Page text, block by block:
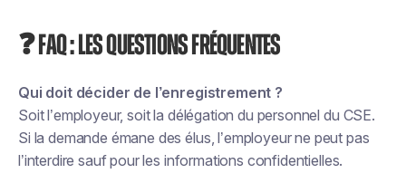
❓ FAQ : les questions fréquentes
Qui doit décider de l’enregistrement ?
Soit l’employeur, soit la délégation du personnel du CSE.
Si la demande émane des élus, l’employeur ne peut pas
l’interdire sauf pour les informations confidentielles.